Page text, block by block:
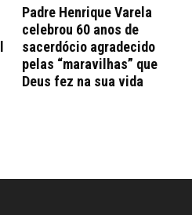
Padre Henrique Varela
celebrou 60 anos de
sacerdócio agradecido
pelas “maravilhas” que
Deus fez na sua vida